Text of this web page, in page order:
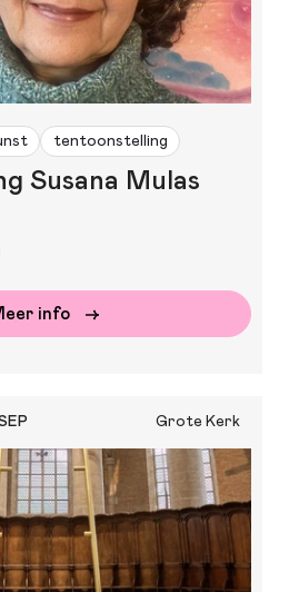
tentoonstelling
Susana Mulas
info
Grote Kerk